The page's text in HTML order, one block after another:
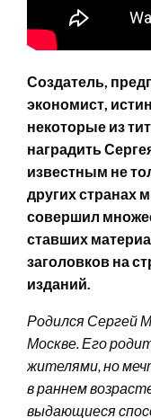
Создатель,
экономист,
некоторые из
наградить
известным не
других странах
совершил
ставших
заголовков на
изданий.
Родился Сергей
Москве. Его
жителями, но
в раннем
выдающиеся